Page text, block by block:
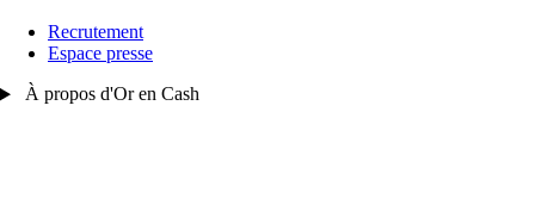
Recrutement
Espace presse
À propos d'Or en Cash